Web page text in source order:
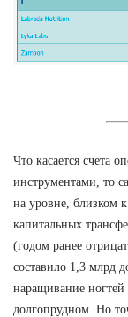
Что касается счета
инструментами, то
на уровне, близком
капитальных
(годом ранее
составило 1,3 млрд
наращивание
долгопрудном. Но